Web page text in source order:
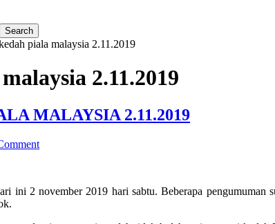
piala malaysia 2.11.2019
2.11.2019
MALAYSIA 2.11.2019
2 november 2019 hari sabtu. Beberapa pengumuman